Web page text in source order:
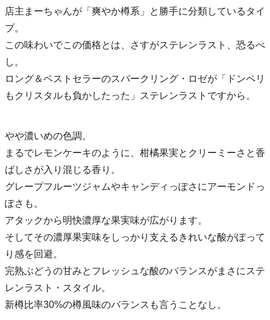
店主まーちゃんが「爽やか樽系」と勝手に分類しているタイ
プ。
この味わいでこの価格とは、さすがステレンラスト、恐るべ
し。
ロング＆ベストセラーのスパークリング・ロゼが「ドンペリ
もクリスタルも負かしたった」ステレンラストですから。
やや濃いめの色調。
まるでレモンケーキのように、柑橘果実とクリーミーさと香
ばしさが入り混じる香り。
グレープフルーツジャムやキャンディっぽさにアーモンドっ
ぽさも。
アタックから明快濃厚な果実味が広がります。
そしてその濃厚果実味をしっかり支えるきれいな酸がぽって
り感を回避。
完熟ぶどうの甘みとフレッシュな酸のバランスがまさにステ
レンラスト・スタイル。
新樽比率30%の樽風味のバランスも言うことなし。